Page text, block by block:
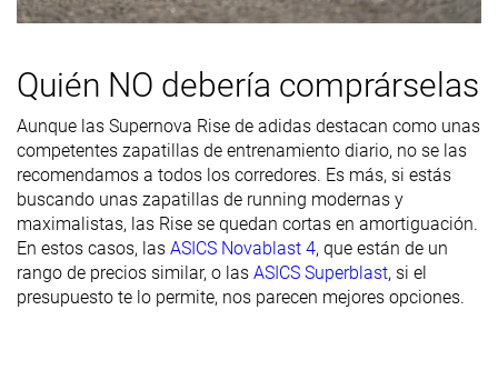
Durabilidad
exterior
Buena Decente Decente
TranspirabilidadMedia Media Media
Anchura /
ajuste
Ancha Media Ancha
Anchura de la
parte
delantera
Ancha Media Media
Quién NO debería comprárselas
Aunque las Supernova Rise de adidas destacan como unas
competentes zapatillas de entrenamiento diario, no se las
recomendamos a todos los corredores. Es más, si estás
buscando unas zapatillas de running modernas y
maximalistas, las Rise se quedan cortas en amortiguación.
En estos casos, las ASICS Novablast 4, que están de un
rango de precios similar, o las ASICS Superblast, si el
presupuesto te lo permite, nos parecen mejores opciones.